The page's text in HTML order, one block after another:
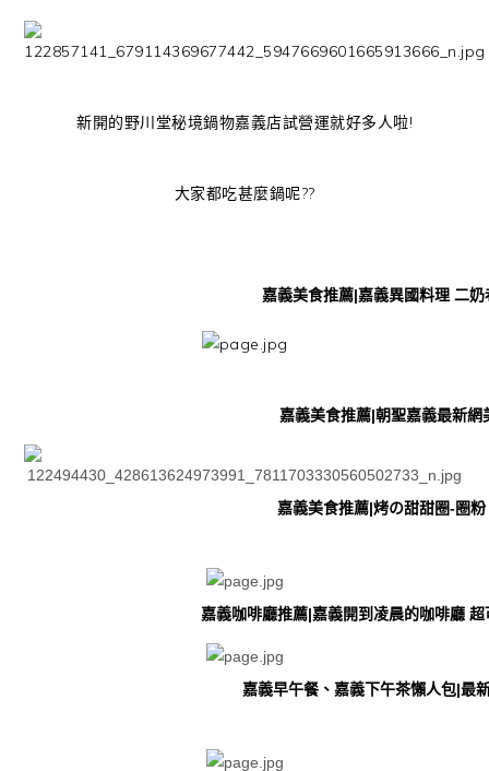
新開的野川堂秘境鍋物嘉義店試營運就好多人啦!
大家都吃甚麼鍋呢??
嘉義美食推薦|嘉義異國料理 二
嘉義美食推薦|朝聖嘉義最新
嘉義美食推薦|烤の甜甜圈-圈
嘉義咖啡廳推薦|嘉義開到凌晨的咖啡廳
嘉義早午餐、嘉義下午茶懶人包|最